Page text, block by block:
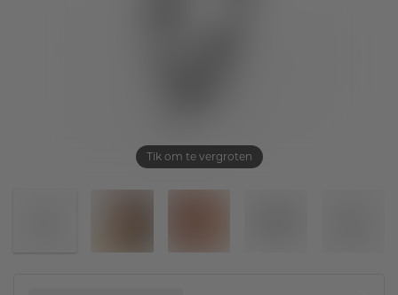
Tik om te vergroten